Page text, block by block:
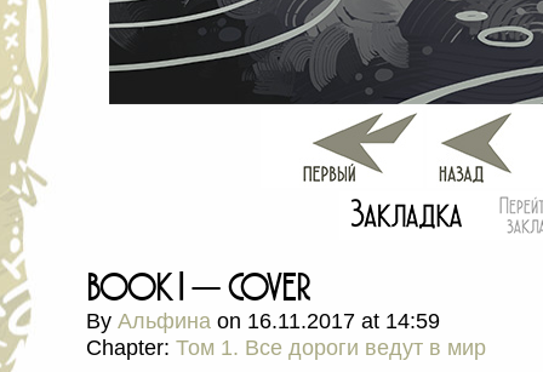
book 1 — cover
By Альфина on 16.11.2017 at 14:59
Chapter: Том 1. Все дороги ведут в мир